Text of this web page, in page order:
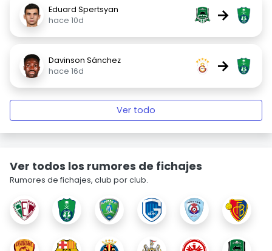
Eduard Spertsyan
hace 10d
→
Davinson Sánchez
hace 16d
→
Ver todo
Ver todos los rumores de fichajes
Rumores de fichajes, club por club.